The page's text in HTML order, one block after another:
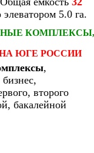
5.0 га.
КОМПЛЕКСЫ,
ЮГЕ РОССИИ
,
второго
бакалейной